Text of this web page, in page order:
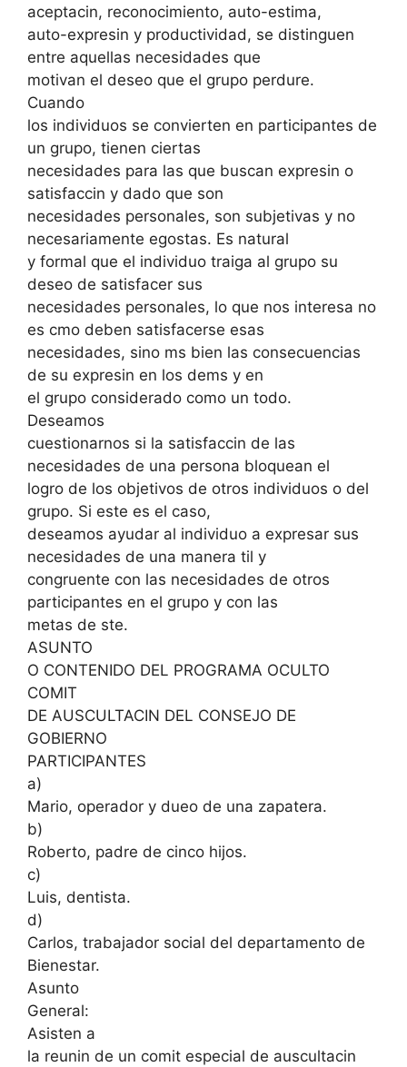
aceptacin, reconocimiento, auto-estima,
auto-expresin y productividad, se distinguen
entre aquellas necesidades que
motivan el deseo que el grupo perdure.
Cuando
los individuos se convierten en participantes de
un grupo, tienen ciertas
necesidades para las que buscan expresin o
satisfaccin y dado que son
necesidades personales, son subjetivas y no
necesariamente egostas. Es natural
y formal que el individuo traiga al grupo su
deseo de satisfacer sus
necesidades personales, lo que nos interesa no
es cmo deben satisfacerse esas
necesidades, sino ms bien las consecuencias
de su expresin en los dems y en
el grupo considerado como un todo.
Deseamos
cuestionarnos si la satisfaccin de las
necesidades de una persona bloquean el
logro de los objetivos de otros individuos o del
grupo. Si este es el caso,
deseamos ayudar al individuo a expresar sus
necesidades de una manera til y
congruente con las necesidades de otros
participantes en el grupo y con las
metas de ste.
ASUNTO
O CONTENIDO DEL PROGRAMA OCULTO
COMIT
DE AUSCULTACIN DEL CONSEJO DE
GOBIERNO
PARTICIPANTES
a)
Mario, operador y dueo de una zapatera.
b)
Roberto, padre de cinco hijos.
c)
Luis, dentista.
d)
Carlos, trabajador social del departamento de
Bienestar.
Asunto
General:
Asisten a
la reunin de un comit especial de auscultacin